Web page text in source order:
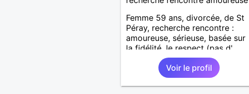
Femme 59 ans, divorcée, de St
Péray, recherche rencontre :
amoureuse, sérieuse, basée sur
la fidélité, le respect (pas d'
aventure d'un soir). Rien ne vaut
une rencontre après quelques
échanges par messages pour
savoir si il y a un feeling entre
Voir le profil